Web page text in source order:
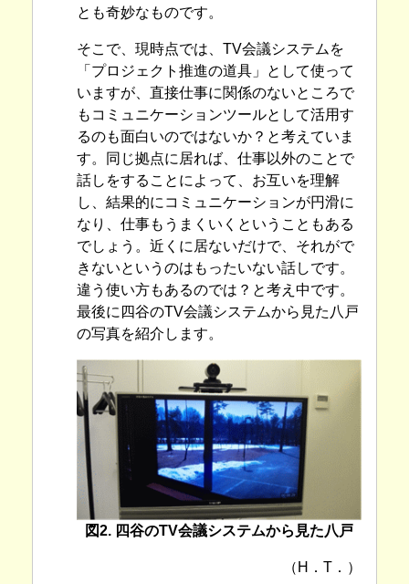
とも奇妙なものです。
そこで、現時点では、TV会議システムを
「プロジェクト推進の道具」として使って
いますが、直接仕事に関係のないところで
もコミュニケーションツールとして活用す
るのも面白いのではないか？と考えていま
す。同じ拠点に居れば、仕事以外のことで
話しをすることによって、お互いを理解
し、結果的にコミュニケーションが円滑に
なり、仕事もうまくいくということもある
でしょう。近くに居ないだけで、それがで
きないというのはもったいない話しです。
違う使い方もあるのでは？と考え中です。
最後に四谷のTV会議システムから見た八戸
の写真を紹介します。
図2. 四谷のTV会議システムから見た八戸
（H．T．）